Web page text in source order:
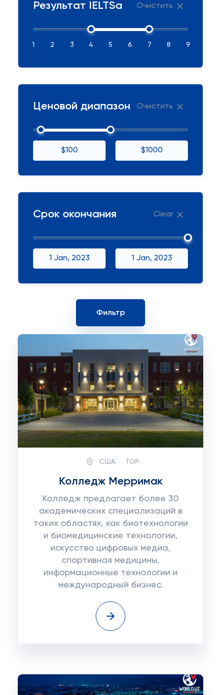
Результат IELTSа Очистить
1 2 3 4 5 6 7 8 9
Ценовой диапазон Очистить
$100 $1000
Срок окончания Clear
1 Jan, 2023 1 Jan, 2023
США TOP:
Колледж Мерримак
Колледж предлагает более 30
академических специализаций в
таких областях, как биотехнологии
и биомедицинские технологии,
искусство цифровых медиа,
спортивная медицины,
информационные технологии и
международный бизнес.